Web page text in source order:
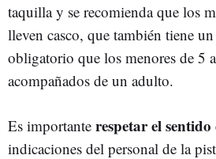
taquilla y se recomienda que los
lleven casco, que también tiene
obligatorio que los menores de 5
acompañados de un adulto.
Es importante respetar el
indicaciones del personal de la